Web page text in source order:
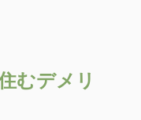
むデメリ